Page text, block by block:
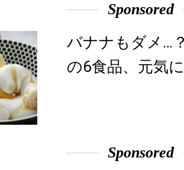
Sponsored
バナナもダメ…
の6食品、元気
Sponsored